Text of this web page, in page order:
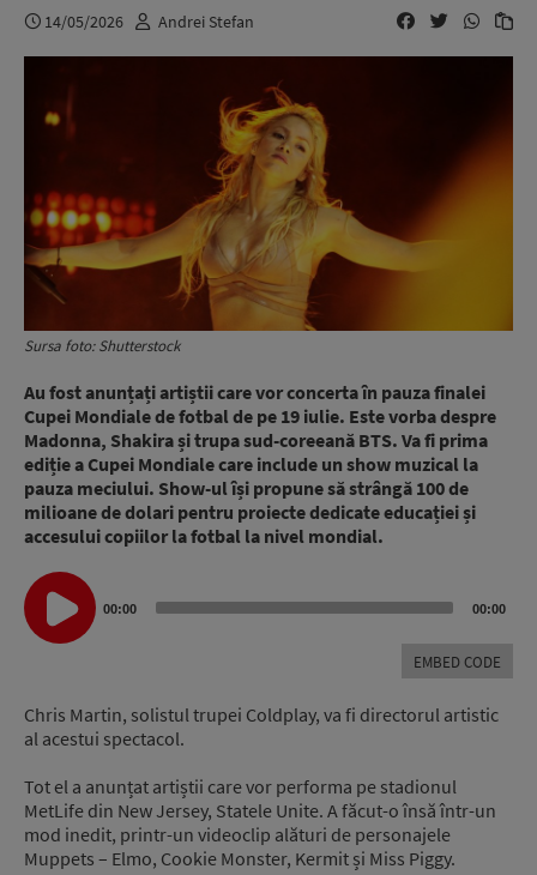
14/05/2026 Andrei Stefan
Sursa foto: Shutterstock
Au fost anunțați artiștii care vor concerta în pauza finalei
Cupei Mondiale de fotbal de pe 19 iulie. Este vorba despre
Madonna, Shakira și trupa sud-coreeană BTS. Va fi prima
ediție a Cupei Mondiale care include un show muzical la
pauza meciului. Show-ul își propune să strângă 100 de
milioane de dolari pentru proiecte dedicate educației și
accesului copiilor la fotbal la nivel mondial.
Audio
Player
00:00 00:00
EMBED CODE
Chris Martin, solistul trupei Coldplay, va fi directorul artistic
al acestui spectacol.
Tot el a anunțat artiștii care vor performa pe stadionul
MetLife din New Jersey, Statele Unite. A făcut-o însă într-un
mod inedit, printr-un videoclip alături de personajele
Muppets – Elmo, Cookie Monster, Kermit și Miss Piggy.